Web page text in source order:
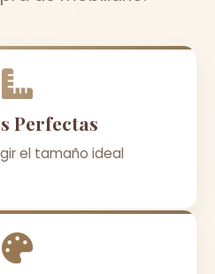
Perfectas
el tamaño ideal